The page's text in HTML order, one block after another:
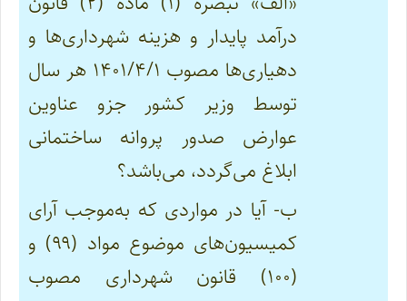
درآمد پایدار و هزینه شهرداری‌ها و
دهیاری‌ها مصوب ۱۴۰۱/۴/۱ هر سال
توسط وزیر کشور جزو عناوین
عوارض صدور پروانه ساختمانی
ابلاغ می‌گردد، می‌باشد؟
ب- آیا در مواردی که به‌موجب آرای
کمیسیون‌های موضوع مواد (۹۹) و
(۱۰۰)
قانون شهرداری مصوب